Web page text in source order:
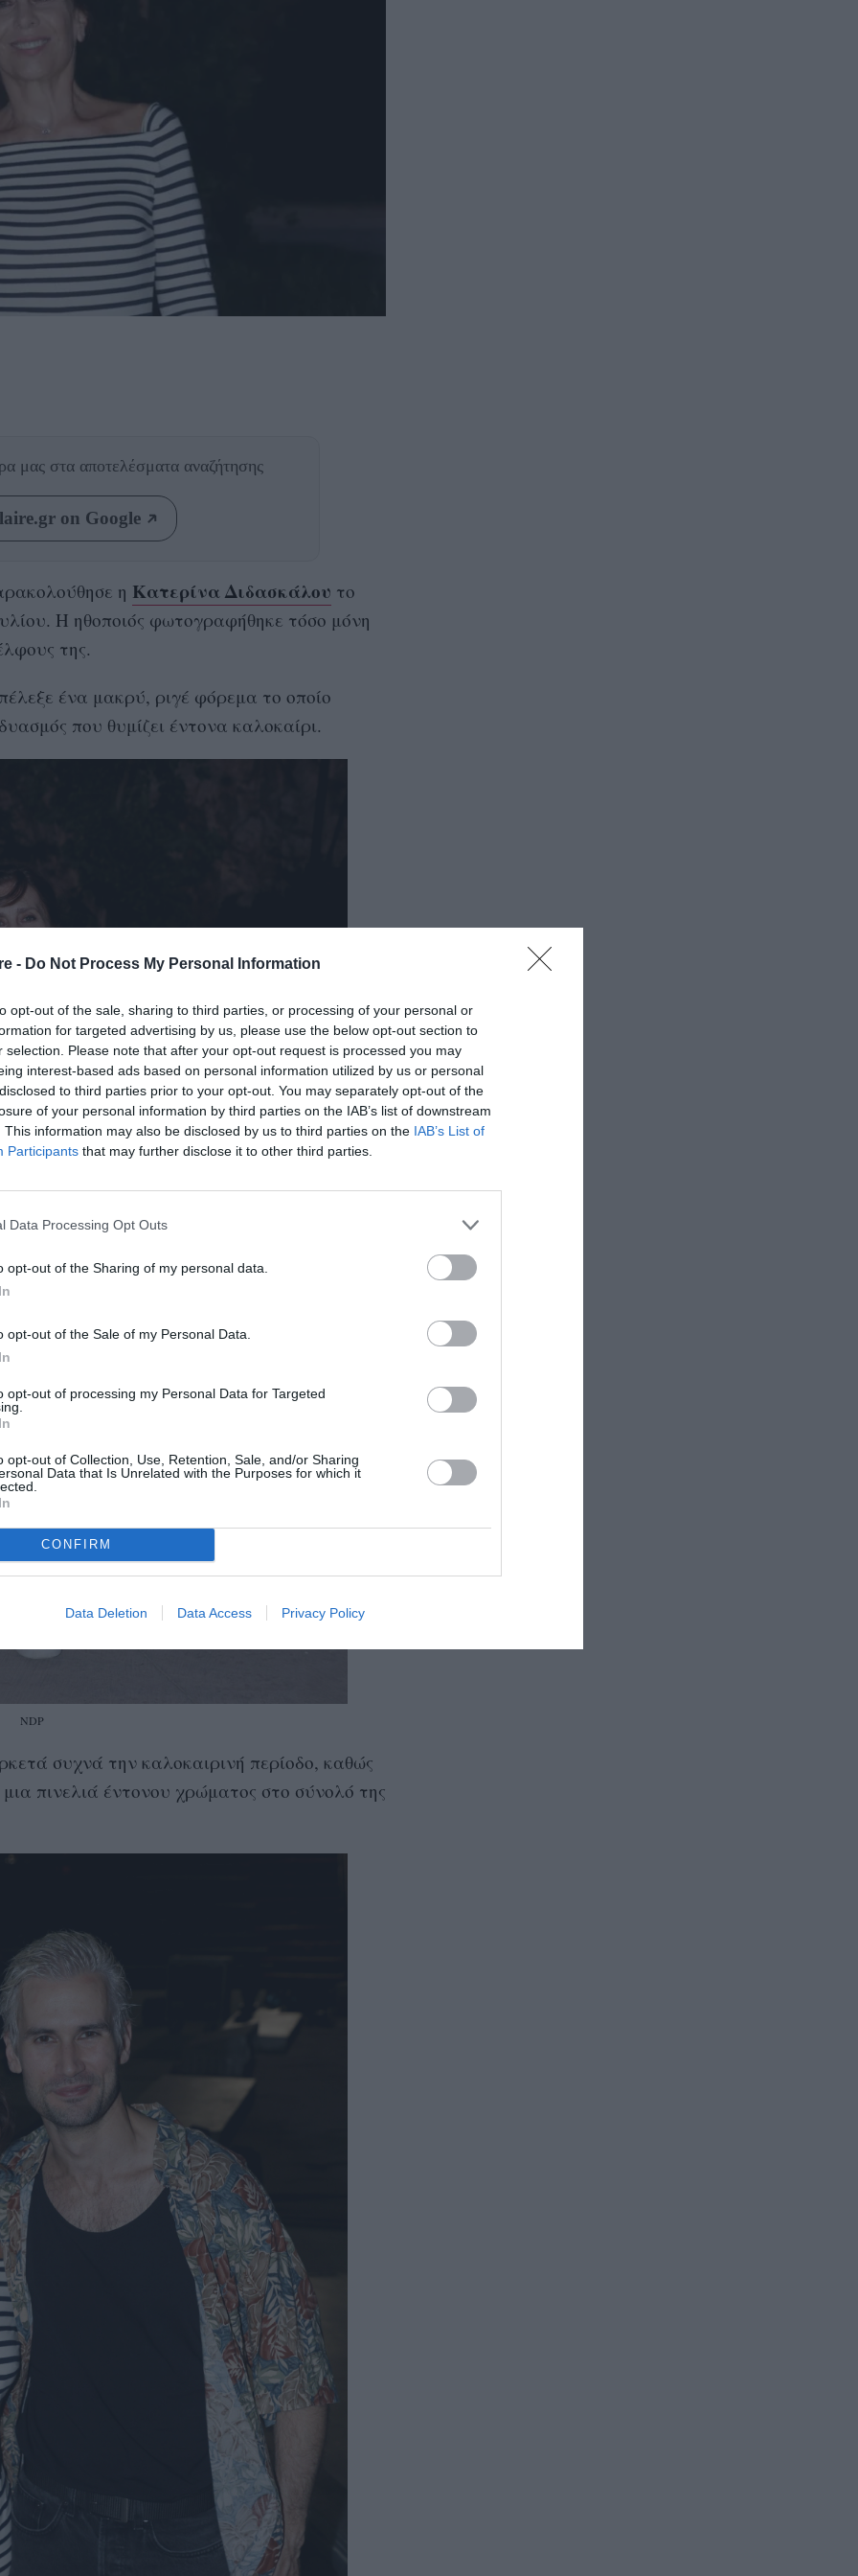
- Do Not Process My Personal Information
opt-out of the sale, sharing to third parties, or processing of your personal or
for targeted advertising by us, please use the below opt-out section to
selection. Please note that after your opt-out request is processed you may
interest-based ads based on personal information utilized by us or personal
to third parties prior to your opt-out. You may separately opt-out of the
of your personal information by third parties on the IAB’s list of downstream
This information may also be disclosed by us to third parties on the IAB’s List of
Participants that may further disclose it to other third parties.
Data Processing Opt Outs
opt-out of the Sharing of my personal data.
opt-out of the Sale of my Personal Data.
opt-out of processing my Personal Data for Targeted
opt-out of Collection, Use, Retention, Sale, and/or Sharing
Data that Is Unrelated with the Purposes for which it
CONFIRM
Data Deletion Data Access Privacy Policy
μας στα αποτελέσματα αναζήτησης
on Google
η Κατερίνα Διδασκάλου το
Η ηθοποιός φωτογραφήθηκε τόσο μόνη
της.
ένα μακρύ, ριγέ φόρεμα το οποίο
που θυμίζει έντονα καλοκαίρι.
NDP
συχνά την καλοκαιρινή περίοδο, καθώς
πινελιά έντονου χρώματος στο σύνολό της